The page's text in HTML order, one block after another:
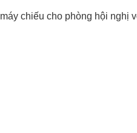
chiếu cho phòng hội nghị